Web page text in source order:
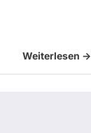
Weiterlesen ->